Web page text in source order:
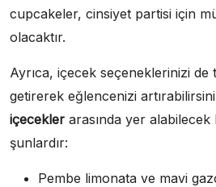
cupcakeler, cinsiyet partisi için
olacaktır.
Ayrıca, içecek seçeneklerinizi
getirerek eğlencenizi
içecekler arasında yer alabilecek
şunlardır:
Pembe limonata ve mavi